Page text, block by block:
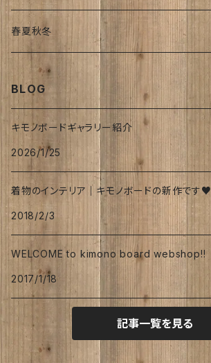
おぶじぇ
キモノ
フーケ｜上着
Japanese style
リ・マテリアルさん
join lotus coffee さん
たまゆらさん
春夏秋冬
夏
波
涼
海
トロピカル
オリーブ
秋
BLOG
キモノボードギャラリー紹介
2026/1/25
着物のインテリア｜キモノボードの新作です♥
2018/2/3
WELCOME to kimono board webshop!!
2017/1/18
記事一覧を見る